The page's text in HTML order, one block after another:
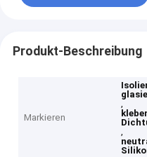
Produkt-Beschreibung
Markieren
,
,